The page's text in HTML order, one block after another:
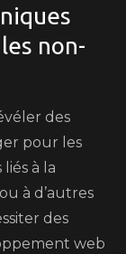
non-
des
pour les
à la
à d’autres
des
web